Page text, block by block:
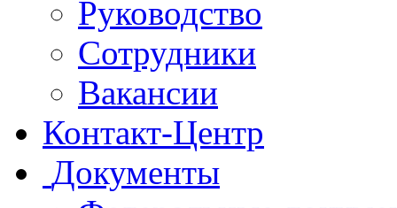
Руководство
Сотрудники
Вакансии
Контакт-Центр
Документы